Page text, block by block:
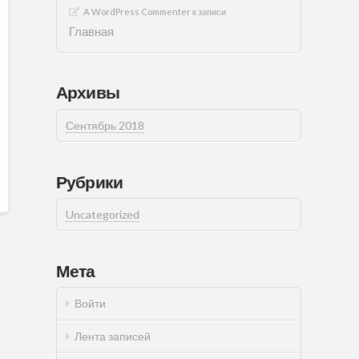
A WordPress Commenterк записи
Главная
Архивы
Сентябрь 2018
Рубрики
Uncategorized
Мета
Войти
Лента записей